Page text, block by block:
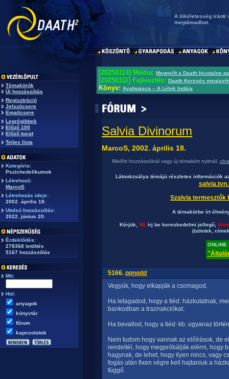
A tökéletesség iránti
megtámadhat.
Témakörök
Új hozzászólás
Regisztráció
Jelszócsere
Emailcsere
Legrégibbek
Előző 100
Előző tucat
Teljes lista
Kategória:
Pszichedelikumok
Létrehozó:
MarcoS
Létrehozás ideje:
2002. április 18.
Utolsó hozzászólás:
2022. június 20.
Érdeklődés:
278368 letöltés
5167 hozzászólás
Mit:
Hol:
anyagok
könyvtár
fórum
kapcsolatok
[20250114] Média: Megnyílt a Daath hivatalos
[20250111] Fejlesztés: Daath Keresés
Könyv: Ayahuasca – A Lélek Indája
Salvia Divinorum
MarcoS, 2002. április 18.
Mielőtt hozzászólnál vagy új témakört nyitnál,
Látnokzsálya témájú részletes információk
Szalvia termesztők
A témakörbe írt
Kérjük, NE írj be kereskedelmi jellegű,
(üzletek,
5166. ppnqdd
Vegyük, hogy elkapják a csomagod.
Ha letagadod, hogy a tiéd: házkutatnak,
bankodban a traznakciókat.
Ha bevallod, hogy a tiéd: kb. ugyanaz
Nem tudom hogy vannak az előírások, de
rendeltél, hogy megpróbálják elérni, hogy
hagynak, de lehet, hogy ilyen nincs, vagy
fogás után fixen végre kell hajtaniuk a
függő.